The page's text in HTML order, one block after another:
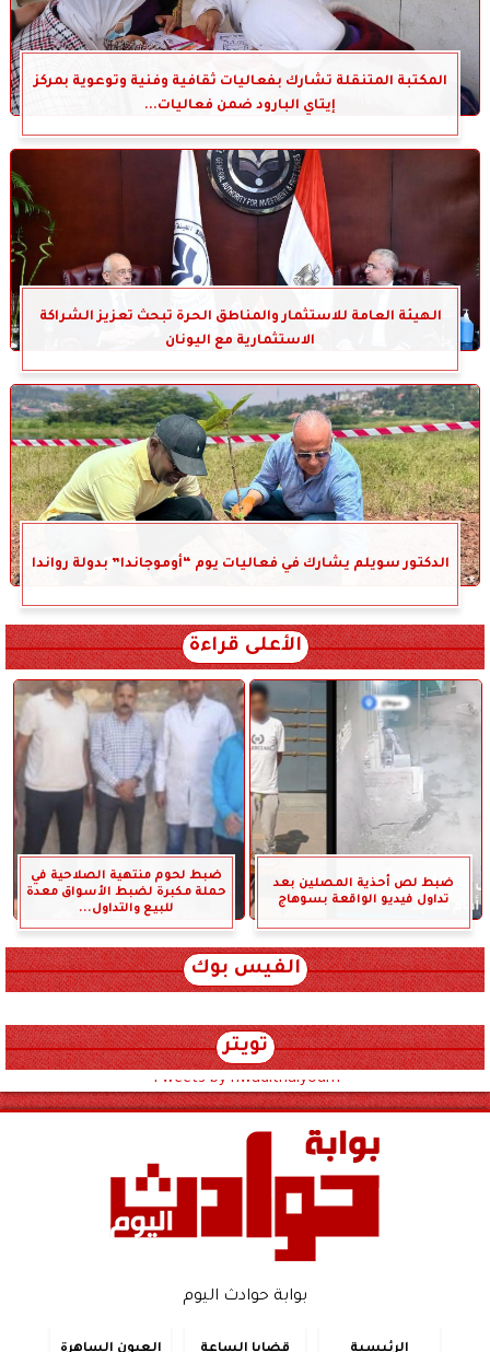
المكتبة المتنقلة تشارك بفعاليات ثقافية وفنية وتوعوية بمركز
إيتاي البارود ضمن فعاليات...
الهيئة العامة للاستثمار والمناطق الحرة تبحث تعزيز الشراكة
الاستثمارية مع اليونان
الدكتور سويلم يشارك في فعاليات يوم “أوموجاندا” بدولة رواندا
الأعلى قراءة
ضبط لص أحذية المصلين بعد
تداول فيديو الواقعة بسوهاج
ضبط لحوم منتهية الصلاحية في
حملة مكبرة لضبط الأسواق معدة
للبيع والتداول...
الفيس بوك
تويتر
Tweets by hwadithalyoum
بوابة حوادث اليوم